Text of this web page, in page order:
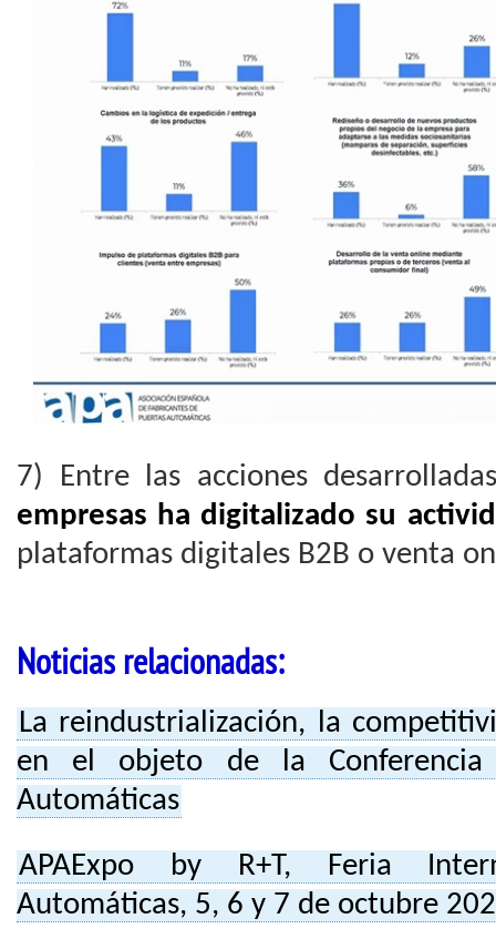
7) Entre las acciones
empresas ha digitalizado su
plataformas digitales B2B o venta
Noticias relacionadas:
La reindustrialización, la
en el objeto de la
Automáticas
APAExpo by R+T, Feria
Automáticas, 5, 6 y 7 de octubre